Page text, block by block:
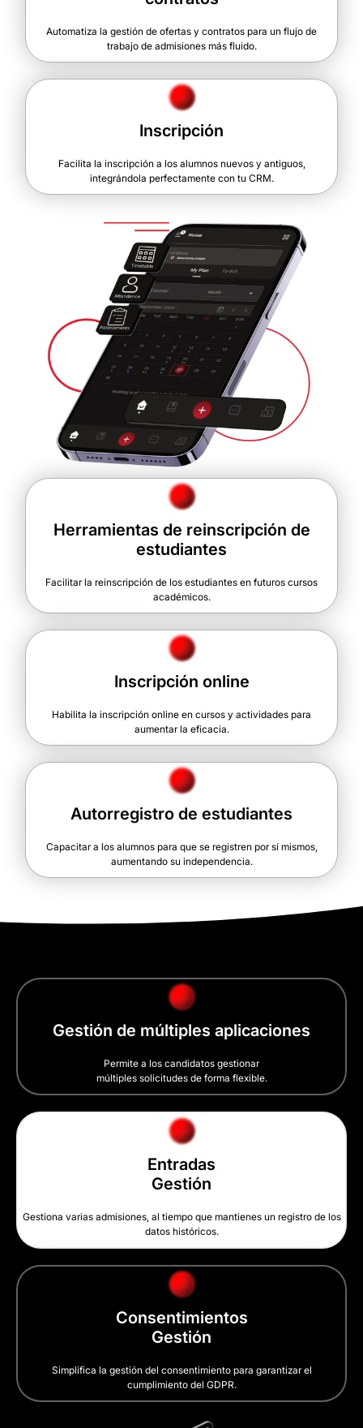
Automatiza la gestión de ofertas y contratos para un flujo de
trabajo de admisiones más fluido.
Inscripción
Facilita la inscripción a los alumnos nuevos y antiguos,
integrándola perfectamente con tu CRM.
Herramientas de reinscripción de
estudiantes
Facilitar la reinscripción de los estudiantes en futuros cursos
académicos.
Inscripción online
Habilita la inscripción online en cursos y actividades para
aumentar la eficacia.
Autorregistro de estudiantes
Capacitar a los alumnos para que se registren por sí mismos,
aumentando su independencia.
Gestión de múltiples aplicaciones
Permite a los candidatos gestionar
múltiples solicitudes de forma flexible.
Entradas
Gestión
Gestiona varias admisiones, al tiempo que mantienes un registro de los
datos históricos.
Consentimientos
Gestión
Simplifica la gestión del consentimiento para garantizar el
cumplimiento del GDPR.